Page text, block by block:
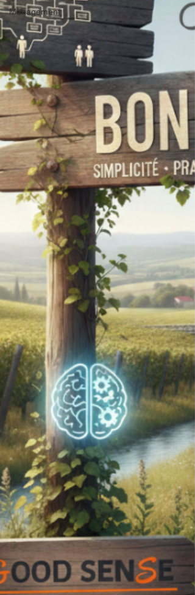
Management